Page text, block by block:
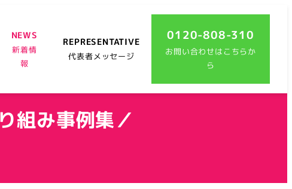
NEWS
新着情
報
REPRESENTATIVE
代表者メッセージ
0120-808-310
お問い合わせはこちらか
ら
組み事例集／